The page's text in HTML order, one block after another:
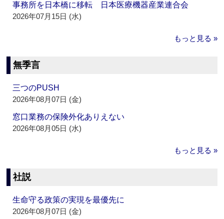
事務所を日本橋に移転 日本医療機器産業連合会
2026年07月15日 (水)
もっと見る »
無季言
三つのPUSH
2026年08月07日 (金)
窓口業務の保険外化ありえない
2026年08月05日 (水)
もっと見る »
社説
生命守る政策の実現を最優先に
2026年08月07日 (金)